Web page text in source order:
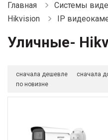
Главная
Системы
Hikvision
IP
Уличные-
сначала дешевле сначала
по новизне